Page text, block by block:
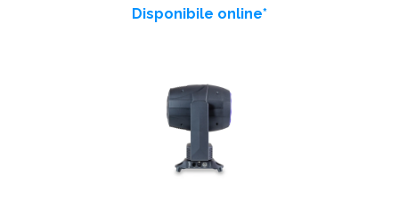
Disponibile online*